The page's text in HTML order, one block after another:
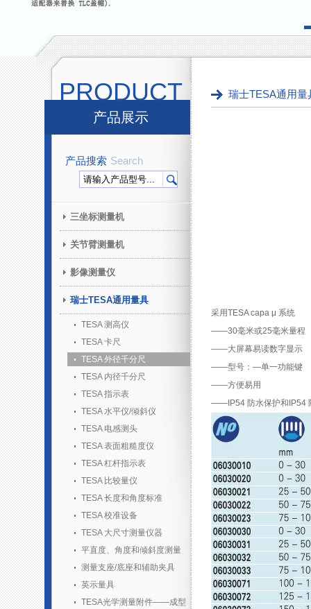
PRODUCT
产品展示
产品搜索 Search
三坐标测量机
关节臂测量机
影像测量仪
瑞士TESA通用量具
TESA 测高仪
TESA 卡尺
TESA 外径千分尺
TESA 内径千分尺
TESA 指示表
TESA 水平仪/倾斜仪
TESA 电感测头
TESA 表面粗糙度仪
TESA 杠杆指示表
TESA 比较量仪
TESA 长度和角度标准
TESA 校准设备
TESA 大尺寸测量仪器
平直度、角度和倾斜度测量
测量支座/底座和辅助夹具
英示量具
TESA光学测量附件——成型
瑞士TESA通用量
采用TESA capa μ 系统
——30毫米或25毫米量程
——大屏幕易读数字显示
——型号：—单一功能键
——方便易用
——IP54 防水保护和IP54